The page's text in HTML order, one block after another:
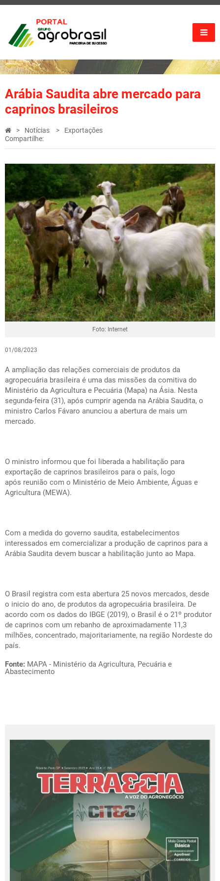
Arábia Saudita abre mercado para
caprinos brasileiros
Notícias
Exportações
Compartilhe:
Foto: Internet
01/08/2023
A ampliação das relações comerciais de produtos da
agropecuária brasileira é uma das missões da comitiva do
Ministério da Agricultura e Pecuária (Mapa) na Ásia. Nesta
segunda-feira (31), após cumprir agenda na Arábia Saudita, o
ministro Carlos Fávaro anunciou a abertura de mais um
mercado.
O ministro informou que foi liberada a habilitação para
exportação de caprinos brasileiros para o país, logo
após reunião com o Ministério de Meio Ambiente, Águas e
Agricultura (MEWA).
Com a medida do governo saudita, estabelecimentos
interessados em comercializar a produção de caprinos para a
Arábia Saudita devem buscar a habilitação junto ao Mapa.
O Brasil registra com esta abertura 25 novos mercados, desde
o inicio do ano, de produtos da agropecuária brasileira. De
acordo com os dados do IBGE (2019), o Brasil é o 21º produtor
de caprinos com um rebanho de aproximadamente 11,3
milhões, concentrado, majoritariamente, na região Nordeste do
país.
Fonte: MAPA - Ministério da Agricultura, Pecuária e
Abastecimento